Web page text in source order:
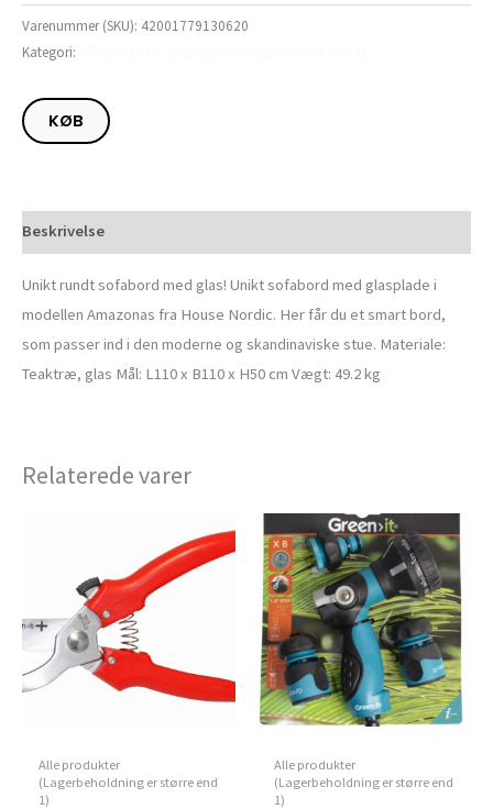
Varenummer (SKU): 42001779130620
Kategori:
KØB
Beskrivelse
Unikt rundt sofabord med glas! Unikt sofabord med glasplade i
modellen Amazonas fra House Nordic. Her får du et smart bord,
som passer ind i den moderne og skandinaviske stue. Materiale:
Teaktræ, glas Mål: L110 x B110 x H50 cm Vægt: 49.2 kg
Relaterede varer
Alle produkter
(Lagerbeholdning er større end
1)
Alle produkter
(Lagerbeholdning er større end
1)